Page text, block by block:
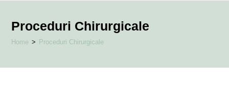
Proceduri Chirurgicale
Home > Proceduri Chirurgicale